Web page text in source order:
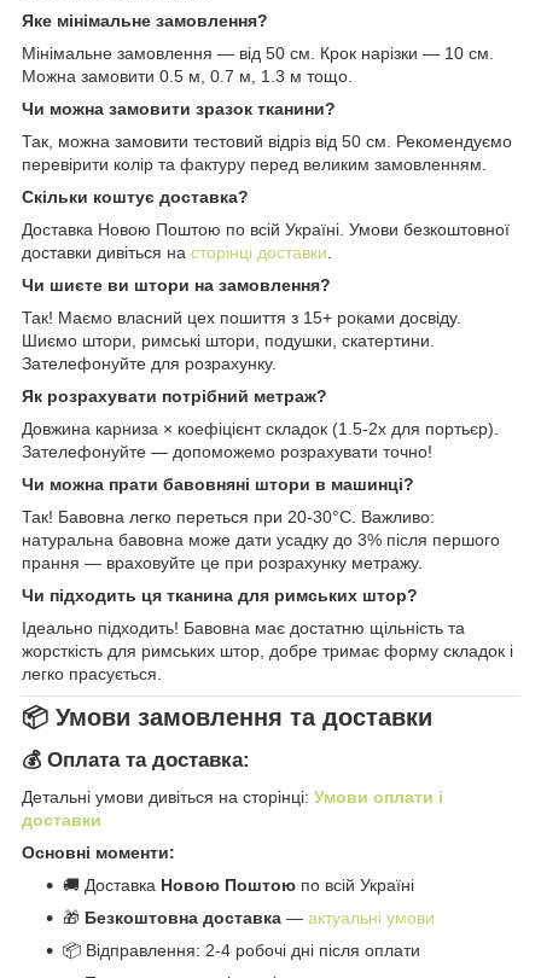
Яке мінімальне замовлення?
Мінімальне замовлення — від 50 см. Крок нарізки — 10 см.
Можна замовити 0.5 м, 0.7 м, 1.3 м тощо.
Чи можна замовити зразок тканини?
Так, можна замовити тестовий відріз від 50 см. Рекомендуємо
перевірити колір та фактуру перед великим замовленням.
Скільки коштує доставка?
Доставка Новою Поштою по всій Україні. Умови безкоштовної
доставки дивіться на сторінці доставки.
Чи шиєте ви штори на замовлення?
Так! Маємо власний цех пошиття з 15+ роками досвіду.
Шиємо штори, римські штори, подушки, скатертини.
Зателефонуйте для розрахунку.
Як розрахувати потрібний метраж?
Довжина карниза × коефіцієнт складок (1.5-2x для портьєр).
Зателефонуйте — допоможемо розрахувати точно!
Чи можна прати бавовняні штори в машинці?
Так! Бавовна легко переться при 20-30°C. Важливо:
натуральна бавовна може дати усадку до 3% після першого
прання — враховуйте це при розрахунку метражу.
Чи підходить ця тканина для римських штор?
Ідеально підходить! Бавовна має достатню щільність та
жорсткість для римських штор, добре тримає форму складок і
легко прасується.
📦 Умови замовлення та доставки
💰 Оплата та доставка:
Детальні умови дивіться на сторінці: Умови оплати і
доставки
Основні моменти:
🚚 Доставка Новою Поштою по всій Україні
🎁 Безкоштовна доставка — актуальні умови
📦 Відправлення: 2-4 робочі дні після оплати